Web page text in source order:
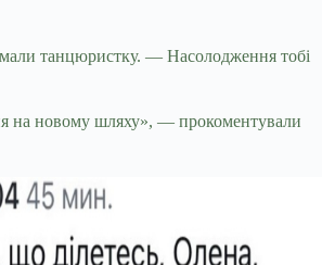
танцюристку. — Насолодження тобі
на новому шляху», — прокоментували